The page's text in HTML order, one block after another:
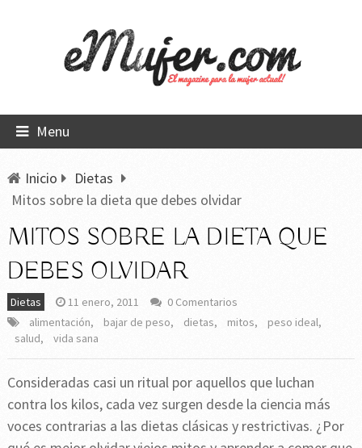
Menu
Inicio
Dietas
Mitos sobre la dieta que debes olvidar
MITOS SOBRE LA DIETA QUE
DEBES OLVIDAR
Dietas 11 enero, 2011
0 Comentarios
alimentación, bajar de peso, dietas, mitos, peso ideal,
salud, vida sana
Consideradas casi un ritual por aquellos que luchan
contra los kilos, cada vez surgen desde la ciencia más
voces contrarias a las dietas clásicas y restrictivas. ¿Por